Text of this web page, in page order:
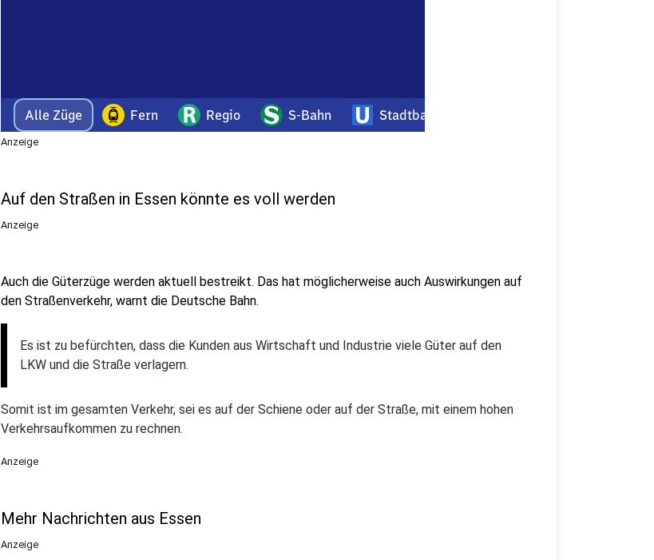
Anzeige
Auf den Straßen in Essen könnte es voll werden
Anzeige
Auch die Güterzüge werden aktuell bestreikt. Das hat möglicherweise auch Auswirkungen auf
den Straßenverkehr, warnt die Deutsche Bahn.
Es ist zu befürchten, dass die Kunden aus Wirtschaft und Industrie viele Güter auf den
LKW und die Straße verlagern.
Somit ist im gesamten Verkehr, sei es auf der Schiene oder auf der Straße, mit einem hohen
Verkehrsaufkommen zu rechnen.
Anzeige
Mehr Nachrichten aus Essen
Anzeige